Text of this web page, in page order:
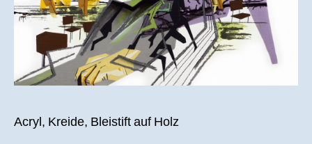
Acryl, Kreide, Bleistift auf Holz